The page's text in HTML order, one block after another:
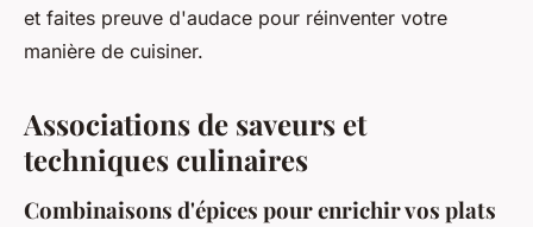
et faites preuve d'audace pour réinventer votre
manière de cuisiner.
Associations de saveurs et
techniques culinaires
Combinaisons d'épices pour enrichir vos plats